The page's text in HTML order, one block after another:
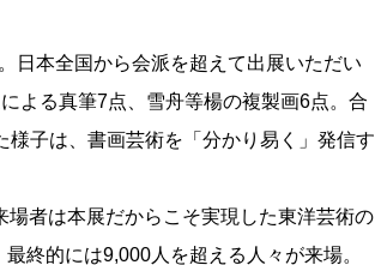
日本全国から会派を超えて出展いただい
よる真筆7点、雪舟等楊の複製画6点。合
子は、書画芸術を「分かり易く」発信す
者は本展だからこそ実現した東洋芸術の
終的には9,000人を超える人々が来場。